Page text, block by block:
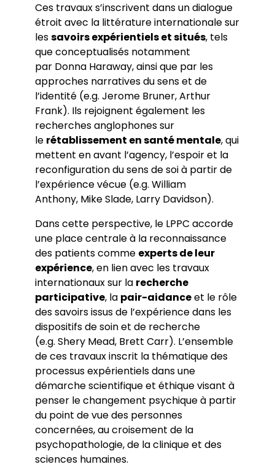
Ces travaux s’inscrivent dans un dialogue
étroit avec la littérature internationale sur
lessavoirs expérientiels et situés, tels
que conceptualisés notamment
par Donna Haraway, ainsi que par les
approches narratives du sens et de
l’identité (e.g. Jerome Bruner,Arthur
Frank). Ils rejoignent également les
recherches anglophones sur
le rétablissement en santé mentale, qui
mettent en avant l’agency, l’espoir et la
reconfiguration du sens de soi à partir de
l’expérience vécue (e.g. William
Anthony, Mike Slade, Larry Davidson).
Dans cette perspective, le LPPC accorde
une place centrale à la reconnaissance
des patients comme experts de leur
expérience, en lien avec les travaux
internationaux sur la recherche
participative, la pair-aidanceet le rôle
des savoirs issus de l’expérience dans les
dispositifs de soin et de recherche
(e.g. Shery Mead, Brett Carr). L’ensemble
de ces travaux inscrit la thématique des
processus expérientiels dans une
démarche scientifique et éthique visant à
penser le changement psychique à partir
du point de vue des personnes
concernées, au croisement de la
psychopathologie, de la clinique et des
sciences humaines.